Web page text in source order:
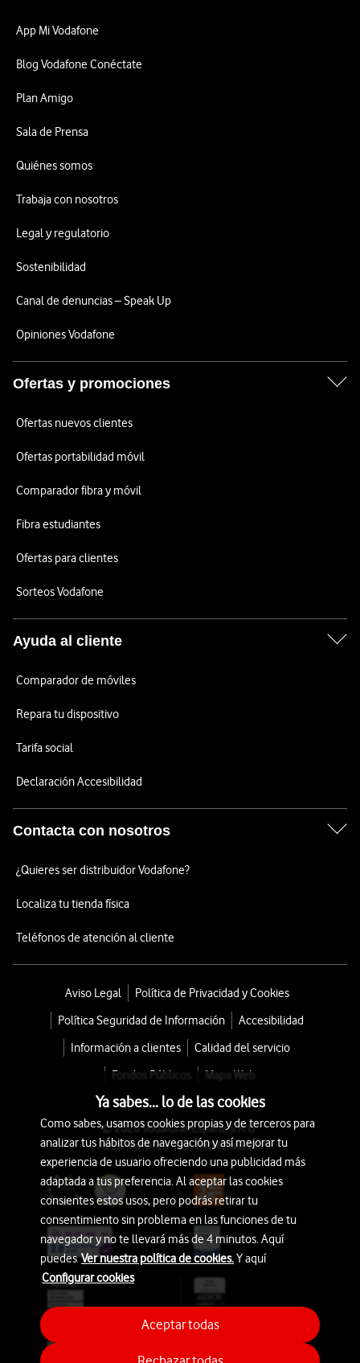
App Mi Vodafone
Blog Vodafone Conéctate
Plan Amigo
Sala de Prensa
Quiénes somos
Trabaja con nosotros
Legal y regulatorio
Sostenibilidad
Canal de denuncias – Speak Up
Opiniones Vodafone
Ofertas y promociones
Ofertas nuevos clientes
Ofertas portabilidad móvil
Comparador fibra y móvil
Fibra estudiantes
Ofertas para clientes
Sorteos Vodafone
Ayuda al cliente
Comparador de móviles
Repara tu dispositivo
Tarifa social
Declaración Accesibilidad
Contacta con nosotros
¿Quieres ser distribuidor Vodafone?
Localiza tu tienda física
Teléfonos de atención al cliente
Aviso Legal
Política de Privacidad y Cookies
Política Seguridad de Información
Accesibilidad
Información a clientes
Calidad del servicio
Fondos Públicos
Mapa Web
© 2026 Vodafone España S.A.U.
Avda. América 115, 28042 Madrid
Ya sabes... lo de las cookies
Como sabes, usamos cookies propias y de terceros para
analizar tus hábitos de navegación y así mejorar tu
experiencia de usuario ofreciendo una publicidad más
adaptada a tus preferencia. Al aceptar las cookies
consientes estos usos, pero podrás retirar tu
consentimiento sin problema en las funciones de tu
navegador y no te llevará más de 4 minutos. Aquí
puedesVer nuestra política de cookies.Y aquí
Configurar cookies
Aceptar todas